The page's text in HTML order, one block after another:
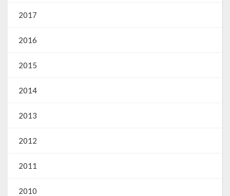
2017
2016
2015
2014
2013
2012
2011
2010